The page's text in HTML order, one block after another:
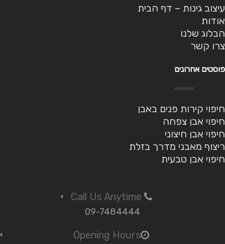
עיצוב גינות – דף הבית
אודות
הבלוג שלנו
צרו קשר
פוסטים אחרונים
חיפוי קירות פנים באבן
חיפוי אבן צפחה
חיפוי אבן חיצוני
ריצוף מאבני מדרך בזלת
חיפוי אבן טבעית
09-7484444
Opening Hours